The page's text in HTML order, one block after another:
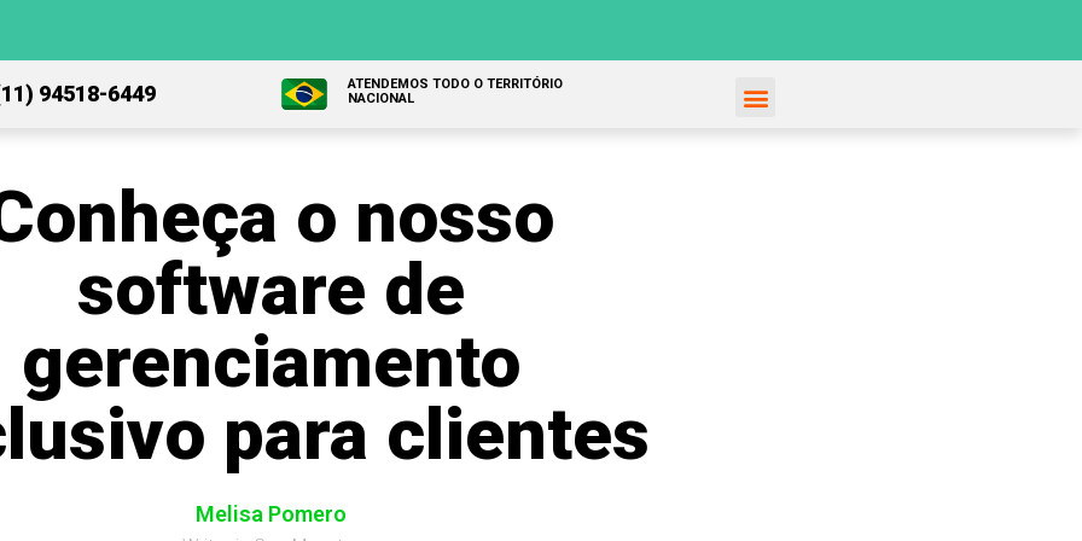
94518-6449
ATENDEMOS TODO O TERRITÓRIO
NACIONAL
o nosso
software de
gerenciamento
para clientes
Melisa Pomero